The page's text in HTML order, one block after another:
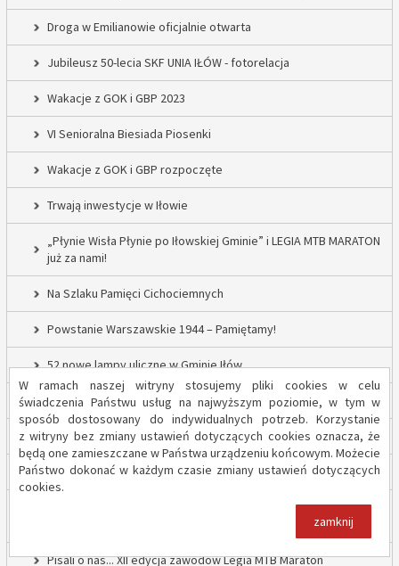
W ramach naszej witryny stosujemy pliki cookies w celu
świadczenia Państwu usług na najwyższym poziomie, w tym w
sposób dostosowany do indywidualnych potrzeb. Korzystanie
z witryny bez zmiany ustawień dotyczących cookies oznacza, że
będą one zamieszczane w Państwa urządzeniu końcowym. Możecie
Państwo dokonać w każdym czasie zmiany ustawień dotyczących
cookies.
zamknij
Droga w Emilianowie oficjalnie otwarta
Jubileusz 50-lecia SKF UNIA IŁÓW - fotorelacja
Wakacje z GOK i GBP 2023
VI Senioralna Biesiada Piosenki
Wakacje z GOK i GBP rozpoczęte
Trwają inwestycje w Iłowie
„Płynie Wisła Płynie po Iłowskiej Gminie” i LEGIA MTB MARATON
już za nami!
Na Szlaku Pamięci Cichociemnych
Powstanie Warszawskie 1944 – Pamiętamy!
52 nowe lampy uliczne w Gminie Iłów
Inwestycja drogowa w Sadowie – prace rozpoczęte
Trwają inwestycje w Gminie Iłów
„Modernizacja Oczyszczalni Ścieków w Iłowie – etap II”
Strażacy z OSP Iłów walczą o pieniądze od Harnasia. Zachęcamy
Pisali o nas... XII edycja zawodów Legia MTB Maraton